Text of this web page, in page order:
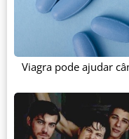
Viagra pode ajudar